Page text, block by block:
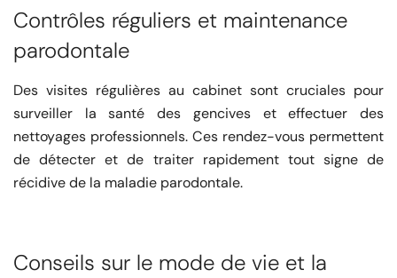
Contrôles réguliers et maintenance
parodontale
Des visites régulières au cabinet sont cruciales pour
surveiller la santé des gencives et effectuer des
nettoyages professionnels. Ces rendez-vous permettent
de détecter et de traiter rapidement tout signe de
récidive de la maladie parodontale.
Conseils sur le mode de vie et la